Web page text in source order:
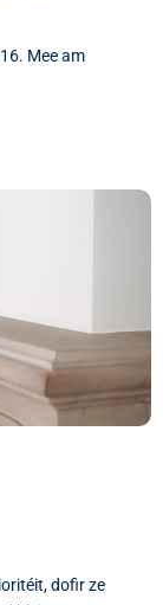
Mee am
dofir ze